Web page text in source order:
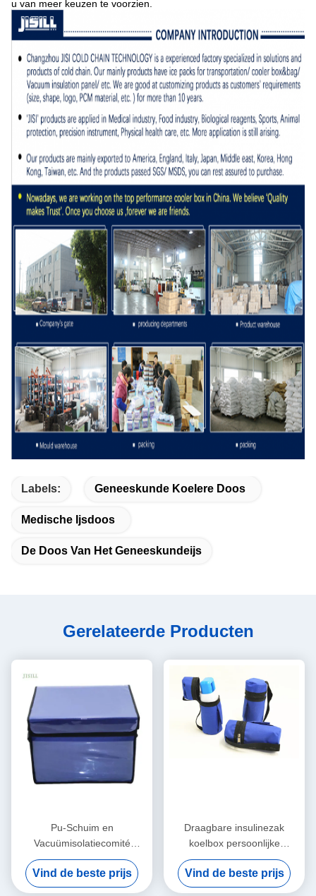
u van meer keuzen te voorzien.
Labels: Geneeskunde Koelere Doos
Medische Ijsdoos
De Doos Van Het Geneeskundeijs
Gerelateerde Producten
Pu-Schuim en
Vacuümisolatiecomité
Medische Koele Doos voor
Koude Kettingsvervoer
Vind de beste prijs
Draagbare insulinezak
koelbox persoonlijke
verzorging met logo -
afgedrukt voor voedsel
bevroren
Vind de beste prijs